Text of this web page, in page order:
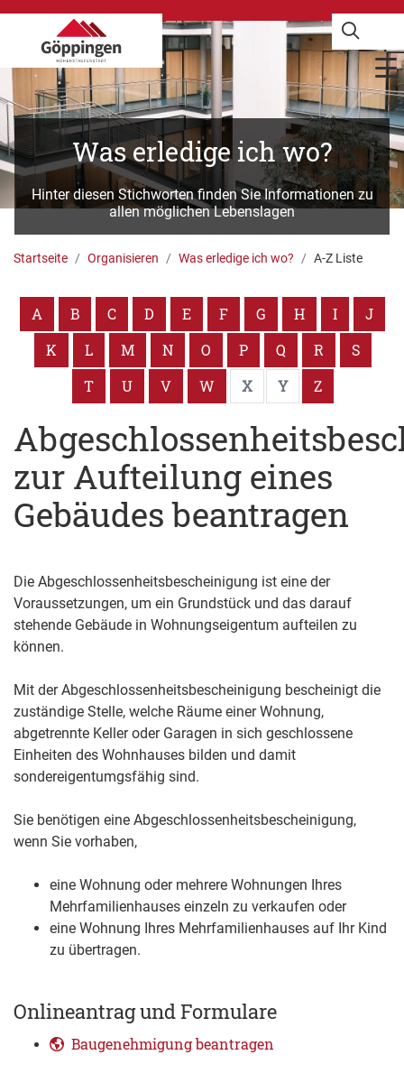
Was erledige ich wo?
Hinter diesen Stichworten finden Sie Informationen zu
allen möglichen Lebenslagen
Startseite Organisieren Was erledige ich wo? A-Z Liste
A B C D E F G H I
J
K
L M N O P Q R
S
T
U V W X Y Z
zur Aufteilung eines
Gebäudes beantragen
Die Abgeschlossenheitsbescheinigung ist eine der
Voraussetzungen, um ein Grundstück und das darauf
stehende Gebäude in Wohnungseigentum aufteilen zu
können.
Mit der Abgeschlossenheitsbescheinigung bescheinigt die
zuständige Stelle, welche Räume einer Wohnung,
abgetrennte Keller oder Garagen in sich geschlossene
Einheiten des Wohnhauses bilden und damit
sondereigentumgsfähig sind.
Sie benötigen eine Abgeschlossenheitsbescheinigung,
wenn Sie vorhaben,
eine Wohnung oder mehrere Wohnungen Ihres
Mehrfamilienhauses einzeln zu verkaufen oder
eine Wohnung Ihres Mehrfamilienhauses auf Ihr Kind
zu übertragen.
Onlineantrag und Formulare
Baugenehmigung beantragen